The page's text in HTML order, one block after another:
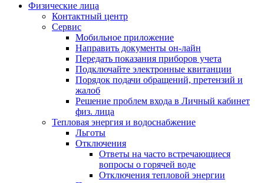
Физические лица
Контактный центр
Сервис
Мобильное приложение
Направить документы он-лайн
Передать показания приборов учета
Подключайте электронные квитанции
Порядок подачи обращений, претензий и
жалоб
Решение проблем входа в Личный кабинет
физ. лица
Тепловая энергия и водоснабжение
Льготы
Отключения
Ответы на часто встречающиеся
вопросы о горячей воде
Отключения тепловой энергии